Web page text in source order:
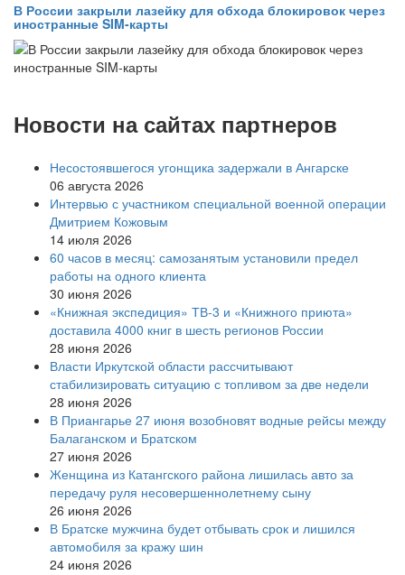
В России закрыли лазейку для обхода блокировок через
иностранные SIM-карты
Новости на сайтах партнеров
Несостоявшегося угонщика задержали в Ангарске
06 августа 2026
Интервью с участником специальной военной операции
Дмитрием Кожовым
14 июля 2026
60 часов в месяц: самозанятым установили предел
работы на одного клиента
30 июня 2026
«Книжная экспедиция» ТВ-3 и «Книжного приюта»
доставила 4000 книг в шесть регионов России
28 июня 2026
Власти Иркутской области рассчитывают
стабилизировать ситуацию с топливом за две недели
28 июня 2026
В Приангарье 27 июня возобновят водные рейсы между
Балаганском и Братском
27 июня 2026
Женщина из Катангского района лишилась авто за
передачу руля несовершеннолетнему сыну
26 июня 2026
В Братске мужчина будет отбывать срок и лишился
автомобиля за кражу шин
24 июня 2026